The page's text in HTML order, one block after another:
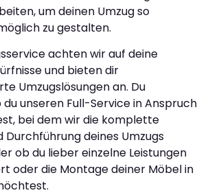
um deinen Umzug so
zu gestalten.
achten wir auf deine
und bieten dir
Umzugslösungen an. Du
unseren Full-Service in Anspruch
bei dem wir die komplette
Durchführung deines Umzugs
ob du lieber einzelne Leistungen
oder die Montage deiner Möbel in